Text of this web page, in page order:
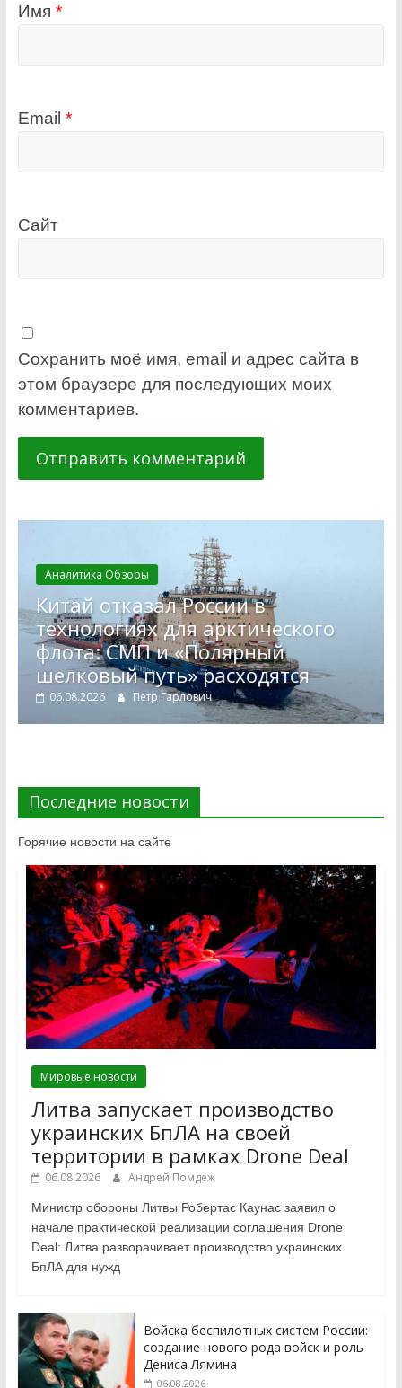
Имя *
Email *
Сайт
Сохранить моё имя, email и адрес сайта в
этом браузере для последующих моих
комментариев.
Аналитика Обзоры
Китай отказал России в
технологиях для арктического
флота: СМП и «Полярный
шелковый путь» расходятся
06.08.2026 Петр Гарлович
Последние новости
Горячие новости на сайте
Мировые новости
Литва запускает производство
украинских БпЛА на своей
территории в рамках Drone Deal
06.08.2026 Андрей Помдеж
Министр обороны Литвы Робертас Каунас заявил о
начале практической реализации соглашения Drone
Deal: Литва разворачивает производство украинских
БпЛА для нужд
Войска беспилотных систем России:
создание нового рода войск и роль
Дениса Лямина
06.08.2026